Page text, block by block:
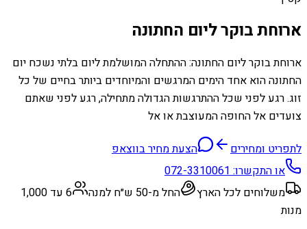
ארוחת בוקר ליום החתונה
ארוחת בוקר ליום החתונה: ההתחלה המושלמת ליום בלתי נשכח יום
החתונה הוא אחד הימים המרגשים והמיוחדים ביותר בחיים של כל
זוג. רגע לפני שכל ההתרגשות הגדולה מתחילה, רגע לפני שאתם
צועדים אל החופה המעוצבת או אל
לתפריט ומחירים
הצעת מחיר בווצאפ
או התקשרו:072-3310061
משלוחים לכל הארץ
החל מ-50 ש״ח למנה
6 עד 1,000
מנות